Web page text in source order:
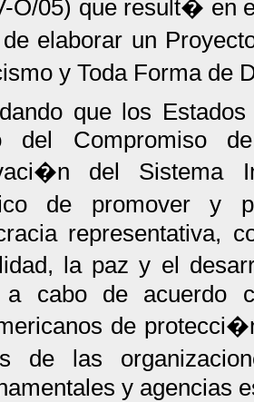
O/05) que result� en
elaborar un
y Toda Forma de
que los
del Compromiso
del Sistema
de promover y
representativa,
la paz y el
a cabo de acuerdo
de
de las
y agencias